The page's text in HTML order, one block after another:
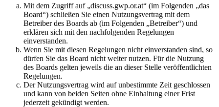
Mit dem Zugriff auf „discuss.gwp.or.at“ (im Folgenden „das
Board“) schließen Sie einen Nutzungsvertrag mit dem
Betreiber des Boards ab (im Folgenden „Betreiber“) und
erklären sich mit den nachfolgenden Regelungen
einverstanden.
Wenn Sie mit diesen Regelungen nicht einverstanden sind, so
dürfen Sie das Board nicht weiter nutzen. Für die Nutzung
des Boards gelten jeweils die an dieser Stelle veröffentlichten
Regelungen.
Der Nutzungsvertrag wird auf unbestimmte Zeit geschlossen
und kann von beiden Seiten ohne Einhaltung einer Frist
jederzeit gekündigt werden.